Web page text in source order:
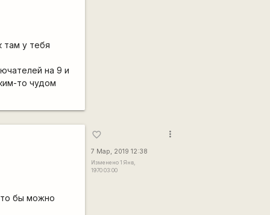
там у тебя
на 9 и
то чудом
бы можно
favorite_border
7 Мар, 2019 12:38
Изменено 1 Янв,
1970 03:00
more_vert